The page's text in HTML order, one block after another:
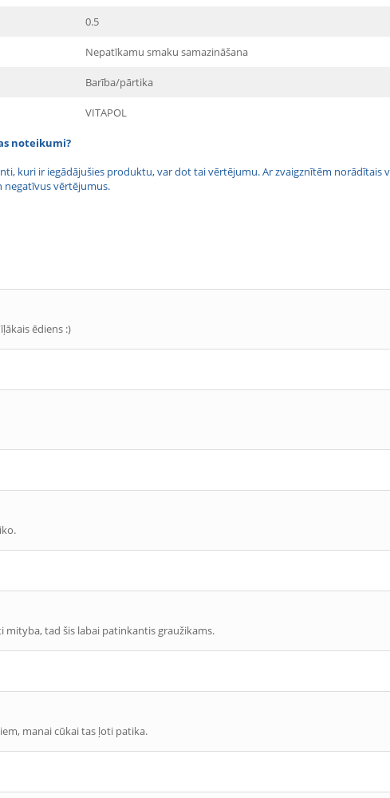
0.5
Nepatīkamu smaku samazināšana
Barība/pārtika
VITAPOL
noteikumi?
kuri ir iegādājušies produktu, var dot tai vērtējumu. Ar zvaigznītēm
negatīvus vērtējumus.
ēdiens :)
mityba, tad šis labai patinkantis graužikams.
manai cūkai tas ļoti patika.